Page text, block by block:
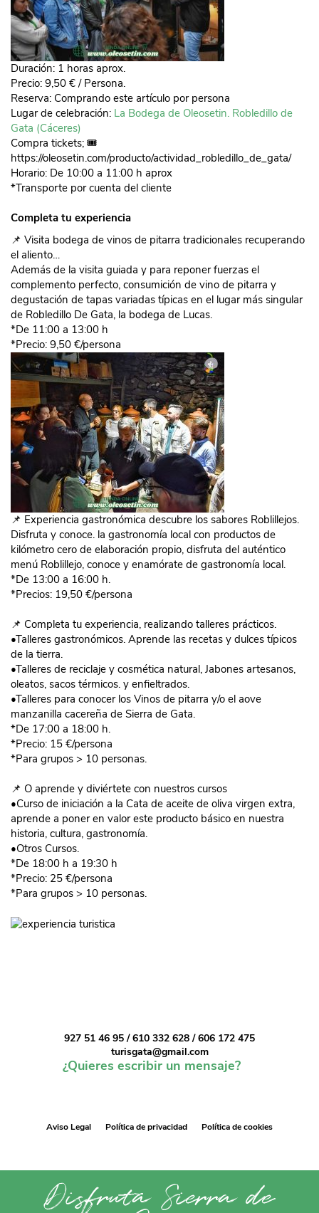
Duración: 1 horas aprox.
Precio: 9,50 € / Persona.
Reserva: Comprando este artículo por persona
Lugar de celebración: La Bodega de Oleosetin. Robledillo de
Gata (Cáceres)
Compra tickets; 🎟️
https://oleosetin.com/producto/actividad_robledillo_de_gata/
Horario: De 10:00 a 11:00 h aprox
*Transporte por cuenta del cliente
Completa tu experiencia
📌 Visita bodega de vinos de pitarra tradicionales recuperando
el aliento…
Además de la visita guiada y para reponer fuerzas el
complemento perfecto, consumición de vino de pitarra y
degustación de tapas variadas típicas en el lugar más singular
de Robledillo De Gata, la bodega de Lucas.
*De 11:00 a 13:00 h
*Precio: 9,50 €/persona
📌 Experiencia gastronómica descubre los sabores Roblillejos.
Disfruta y conoce. la gastronomía local con productos de
kilómetro cero de elaboración propio, disfruta del auténtico
menú Roblillejo, conoce y enamórate de gastronomía local.
*De 13:00 a 16:00 h.
*Precios: 19,50 €/persona
📌 Completa tu experiencia, realizando talleres prácticos.
•Talleres gastronómicos. Aprende las recetas y dulces típicos
de la tierra.
•Talleres de reciclaje y cosmética natural, Jabones artesanos,
oleatos, sacos térmicos. y enfieltrados.
•Talleres para conocer los Vinos de pitarra y/o el aove
manzanilla cacereña de Sierra de Gata.
*De 17:00 a 18:00 h.
*Precio: 15 €/persona
*Para grupos > 10 personas.
📌 O aprende y diviértete con nuestros cursos
•Curso de iniciación a la Cata de aceite de oliva virgen extra,
aprende a poner en valor este producto básico en nuestra
historia, cultura, gastronomía.
•Otros Cursos.
*De 18:00 h a 19:30 h
*Precio: 25 €/persona
*Para grupos > 10 personas.
927 51 46 95 / 610 332 628 / 606 172 475
turisgata@gmail.com
¿Quieres escribir un mensaje?
Aviso Legal Política de privacidad Política de cookies
Disfruta Sierra de